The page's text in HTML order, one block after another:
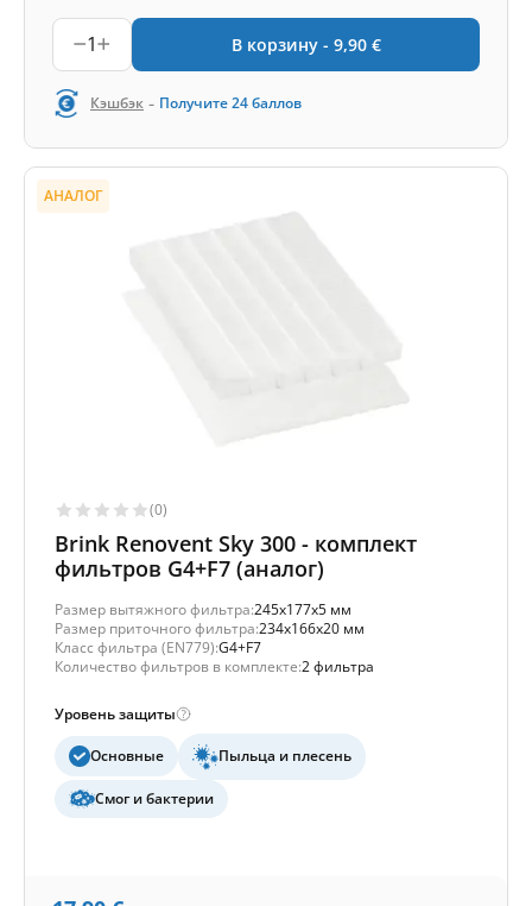
1 В корзину - 9,90 €
Кэшбэк - Получите24баллов
АНАЛОГ
(0)
Brink Renovent Sky 300 - комплект
фильтров G4+F7 (аналог)
Размер вытяжного фильтра:245x177x5 мм
Размер приточного фильтра:234x166x20 мм
Класс фильтра (EN779):G4+F7
Количество фильтров в комплекте:2 фильтра
Уровень защиты
Основные Пыльца и плесень
Смог и бактерии